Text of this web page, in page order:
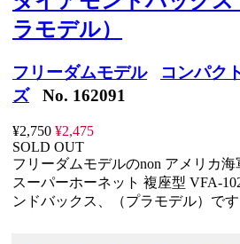
ラモデル）
フリーダムモデル
コンパク
ズNo. 162091
¥2,750 ¥2,475
SOLD OUT
フリーダムモデルのnon アメリカ海
スーパーホーネット 複座型 VFA-
ンドバックス、（プラモデル）です